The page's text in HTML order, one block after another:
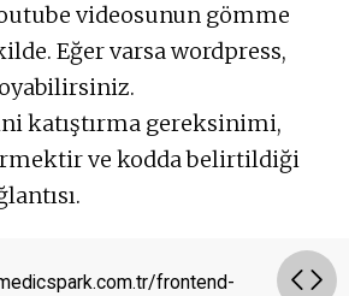
videosunun gömme
Eğer varsa wordpress,
katıştırma gereksinimi,
ve kodda belirtildiği
frontend-